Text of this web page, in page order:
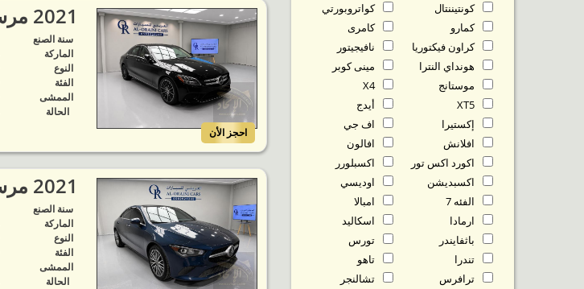
2021 مرسيدس بنز سيدان C300..
سنة الصنع
الماركة
النوع
الفئة
الممشى
الحالة
احجز الأن
2021 مرسيدس بنز CLA 250 4MATIC..
سنة الصنع
الماركة
النوع
الفئة
الممشى
الحالة
كونتيننتال
كواتروبورتي
كمارو
كامرى
كراون فيكتوريا
نافيجيتور
هونداي النترا
مينى كوبر
موستانج
X4
أيدج
إكستيرا
اف جي
افلانش
افالون
اكورد اكس تور
اكسبلورر
اكسبديشن
اوديسي
الفئه 7
امبالا
ارمادا
اسكاليد
باثفايندر
تورس
تندرا
تاهو
ترافرس
تشالنجر